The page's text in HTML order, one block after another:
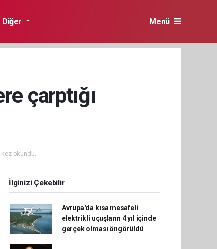
Diğer Menü
çarptığı
kez okundu.
İlginizi Çekebilir
Avrupa'da kısa mesafeli
elektrikli uçuşların 4 yıl içinde
gerçek olması öngörüldü